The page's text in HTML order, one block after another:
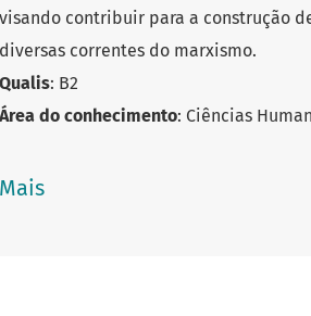
visando contribuir para a construção
diversas correntes do marxismo.
Qualis: B2
Área do conhecimento: Ciências
E-ISSN
Mais